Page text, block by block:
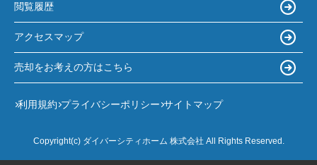
閲覧履歴
アクセスマップ
売却をお考えの方はこちら
利用規約 プライバシーポリシー サイトマップ
Copyright(c) ダイバーシティホーム 株式会社 All Rights Reserved.